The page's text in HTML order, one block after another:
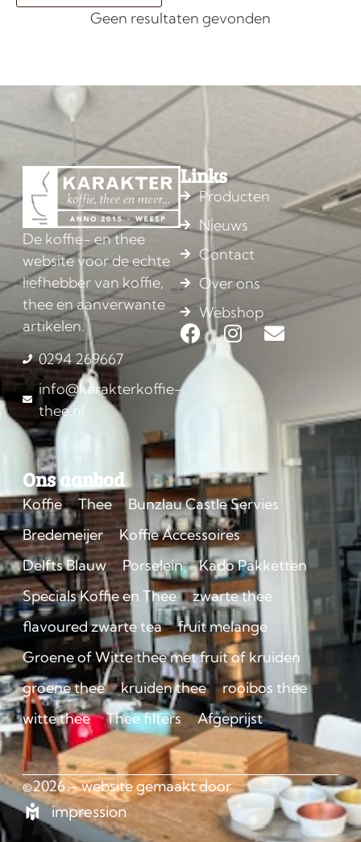
Geen resultaten gevonden
De koffie- en thee
website voor de echte
liefhebber van koffie,
thee en aanverwante
artikelen.
0294 269667
info@karakterkoffie-
thee.nl
Links
Producten
Nieuws
Contact
Over ons
Webshop
Ons aanbod
Koffie Thee
Bunzlau Castle Servies
Bredemeijer
Koffie Accessoires
Delfts Blauw
Porselein
Kado Pakketten
Specials Koffie en Thee
zwarte thee
flavoured zwarte tea
fruit melange
Groene of Witte thee met fruit of kruiden
groene thee
kruiden thee
rooibos thee
witte thee
Thee filters Afgeprijst
©2026 – website gemaakt door
impression